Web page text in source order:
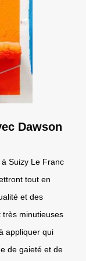
Dawson
Suizy Le Franc
tout en
et des
très minutieuses
appliquer qui
de gaieté et de